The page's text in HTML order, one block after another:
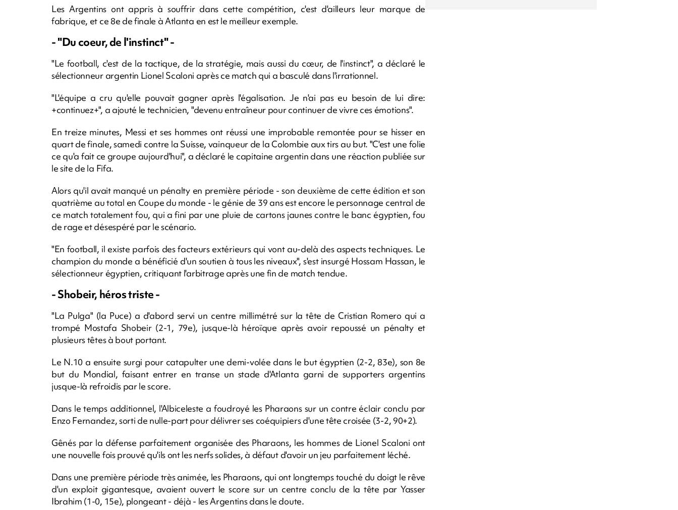
Les Argentins ont appris à souffrir dans cette compétition, c'est d'ailleurs leur marque de
fabrique, et ce 8e de finale à Atlanta en est le meilleur exemple.
- "Du coeur, de l'instinct" -
"Le football, c'est de la tactique, de la stratégie, mais aussi du cœur, de l'instinct", a déclaré le
sélectionneur argentin Lionel Scaloni après ce match qui a basculé dans l'irrationnel.
"L'équipe a cru qu'elle pouvait gagner après l'égalisation. Je n'ai pas eu besoin de lui dire:
+continuez+", a ajouté le technicien, "devenu entraîneur pour continuer de vivre ces émotions".
En treize minutes, Messi et ses hommes ont réussi une improbable remontée pour se hisser en
quart de finale, samedi contre la Suisse, vainqueur de la Colombie aux tirs au but. "C'est une folie
ce qu'a fait ce groupe aujourd'hui", a déclaré le capitaine argentin dans une réaction publiée sur
le site de la Fifa.
Alors qu'il avait manqué un pénalty en première période - son deuxième de cette édition et son
quatrième au total en Coupe du monde - le génie de 39 ans est encore le personnage central de
ce match totalement fou, qui a fini par une pluie de cartons jaunes contre le banc égyptien, fou
de rage et désespéré par le scénario.
"En football, il existe parfois des facteurs extérieurs qui vont au-delà des aspects techniques. Le
champion du monde a bénéficié d'un soutien à tous les niveaux", s'est insurgé Hossam Hassan, le
sélectionneur égyptien, critiquant l'arbitrage après une fin de match tendue.
- Shobeir, héros triste -
"La Pulga" (la Puce) a d'abord servi un centre millimétré sur la tête de Cristian Romero qui a
trompé Mostafa Shobeir (2-1, 79e), jusque-là héroïque après avoir repoussé un pénalty et
plusieurs têtes à bout portant.
Le N.10 a ensuite surgi pour catapulter une demi-volée dans le but égyptien (2-2, 83e), son 8e
but du Mondial, faisant entrer en transe un stade d'Atlanta garni de supporters argentins
jusque-là refroidis par le score.
Dans le temps additionnel, l'Albiceleste a foudroyé les Pharaons sur un contre éclair conclu par
Enzo Fernandez, sorti de nulle-part pour délivrer ses coéquipiers d'une tête croisée (3-2, 90+2).
Gênés par la défense parfaitement organisée des Pharaons, les hommes de Lionel Scaloni ont
une nouvelle fois prouvé qu'ils ont les nerfs solides, à défaut d'avoir un jeu parfaitement léché.
Dans une première période très animée, les Pharaons, qui ont longtemps touché du doigt le rêve
d'un exploit gigantesque, avaient ouvert le score sur un centre conclu de la tête par Yasser
Ibrahim (1-0, 15e), plongeant - déjà - les Argentins dans le doute.